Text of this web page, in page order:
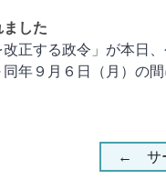
した
改正する政令」が本日
年９月６日（月）の
← サ